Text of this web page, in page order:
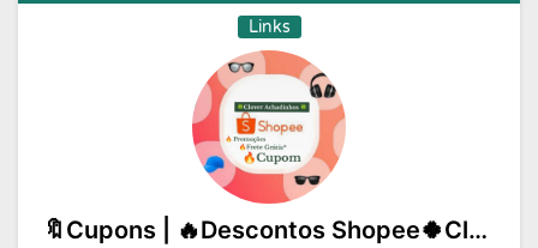
Links
🔖Cupons | 🔥Descontos Shopee🍀Clover Achadinhos